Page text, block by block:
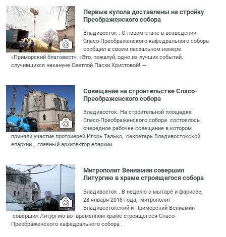
Первые купола доставлены на стройку
Преображенского собора
Владивосток . О новом этапе в возведении
Спасо-Преображенского кафедрального собора
сообщил в своем пасхальном номере
«Приморский благовест»: «Это, пожалуй, одно из лучших событий,
случившихся накануне Светлой Пасхи Христовой! —
Совещание на строительстве Спасо-
Преображенского собора
Владивосток. На строительной площадке
Спасо-Преображенского собора состоялось
очередное рабочее совещание в котором
приняли участие протоиерей Игорь Талько, секретарь Владивостокской
епархии , главный архитектор епархии
Митрополит Вениамин совершил
Литургию в храме строящегося собора
Владивосток . В неделю о мытаре́ и фарисе́е,
28 января 2018 года, митрополит
Владивостокский и Приморский Вениамин
совершил Литургию во временном храме строящегося Спасо-
Преображенского кафедрального собора .